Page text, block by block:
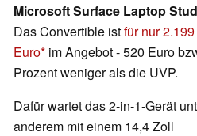
Microsoft Surface Laptop
Das Convertible istfür nur 2.199
Euro im Angebot - 520 Euro
Prozent weniger als die UVP.
Dafür wartet das 2-in-1-Gerät
anderem mit einem 14,4 Zoll